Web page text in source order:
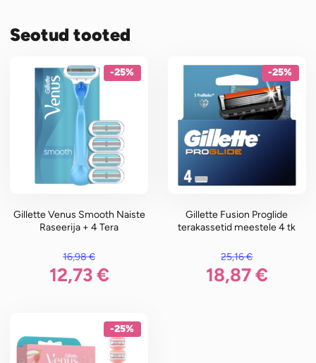
Seotud tooted
-25%
Gillette Venus Smooth Naiste
Raseerija + 4 Tera
16,98€
16,98 €.
12,73€
-25%
Gillette Fusion Proglide
terakassetid meestele 4 tk
25,16€
Algne hind oli: 25,16 €.
18,87€
-25%